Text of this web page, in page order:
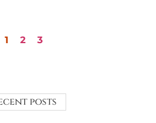
1 2 3
posts